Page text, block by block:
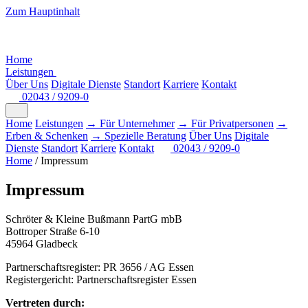
Zum Hauptinhalt
Home
Leistungen
Über Uns Digitale Dienste Standort Karriere Kontakt
02043 / 9209-0
Home Leistungen → Für Unternehmer → Für Privatpersonen →
Erben & Schenken → Spezielle Beratung Über Uns Digitale
Dienste Standort Karriere Kontakt
02043 / 9209-0
Home / Impressum
Impressum
Schröter & Kleine Bußmann PartG mbB
Bottroper Straße 6-10
45964 Gladbeck
Partnerschaftsregister: PR 3656 / AG Essen
Registergericht: Partnerschaftsregister Essen
Vertreten durch: